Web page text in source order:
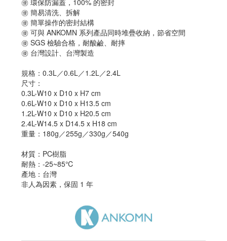
㊝ 環保防漏蓋，100% 的密封
㊝ 簡易清洗、拆解
㊝ 簡單操作的密封結構
㊝ 可與 ANKOMN 系列產品同時堆疊收納，節省空間
㊝ SGS 檢驗合格，耐酸鹼、耐摔
㊝ 台灣設計、台灣製造
規格：0.3L／0.6L／1.2L／2.4L
尺寸：
0.3L-W10 x D10 x H7 cm
0.6L-W10 x D10 x H13.5 cm
1.2L-W10 x D10 x H20.5 cm
2.4L-W14.5 x D14.5 x H18 cm
重量：180g／255g／330g／540g
材質：PC樹脂
耐熱：-25~85℃
產地：台灣
非人為因素，保固 1 年